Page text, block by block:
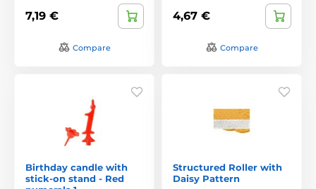
7,19 €
Compare
4,67 €
Compare
Birthday candle with
stick-on stand - Red
Structured Roller with
Daisy Pattern